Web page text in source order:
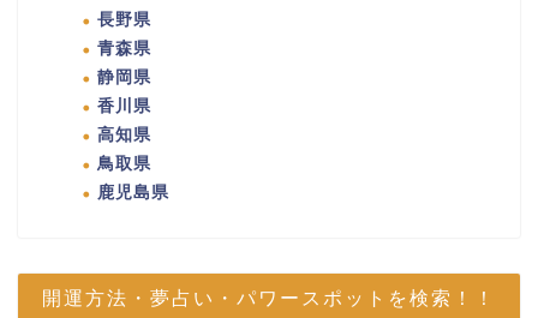
長野県
青森県
静岡県
香川県
高知県
鳥取県
鹿児島県
開運方法・夢占い・パワースポットを検索！！